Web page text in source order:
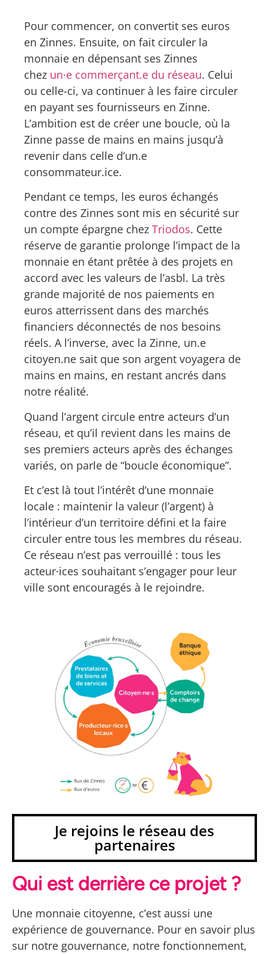
Pour commencer, on convertit ses euros
en Zinnes. Ensuite, on fait circuler la
monnaie en dépensant ses Zinnes
chez un·e commerçant.e du réseau. Celui
ou celle-ci, va continuer à les faire circuler
en payant ses fournisseurs en Zinne.
L’ambition est de créer une boucle, où la
Zinne passe de mains en mains jusqu’à
revenir dans celle d’un.e
consommateur.ice.
Pendant ce temps, les euros échangés
contre des Zinnes sont mis en sécurité sur
un compte épargne chez Triodos. Cette
réserve de garantie prolonge l’impact de la
monnaie en étant prêtée à des projets en
accord avec les valeurs de l’asbl. La très
grande majorité de nos paiements en
euros atterrissent dans des marchés
financiers déconnectés de nos besoins
réels. A l’inverse, avec la Zinne, un.e
citoyen.ne sait que son argent voyagera de
mains en mains, en restant ancrés dans
notre réalité.
Quand l’argent circule entre acteurs d’un
réseau, et qu’il revient dans les mains de
ses premiers acteurs après des échanges
variés, on parle de “boucle économique”.
Et c’est là tout l’intérêt d’une monnaie
locale : maintenir la valeur (l’argent) à
l’intérieur d’un territoire défini et la faire
circuler entre tous les membres du réseau.
Ce réseau n’est pas verrouillé : tous les
acteur·ices souhaitant s’engager pour leur
ville sont encouragés à le rejoindre.
Je rejoins le réseau des
partenaires
Qui est derrière ce projet ?
Une monnaie citoyenne, c’est aussi une
expérience de gouvernance. Pour en savoir plus
sur notre gouvernance, notre fonctionnement,